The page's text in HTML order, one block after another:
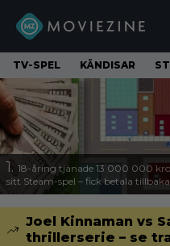
TV-SPEL KÄNDISAR
1. 18-åring tjänade 13 000 000
sitt Steam-spel – fick betala
Joel Kinnaman vs
thrillerserie – se